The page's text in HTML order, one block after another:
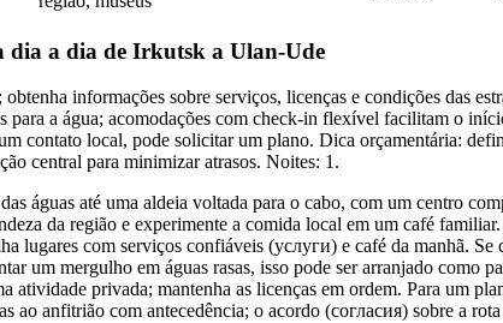
dia a dia de Irkutsk a Ulan-Ude
informações sobre serviços, licenças e condições das
para a água; acomodações com check-in flexível facilitam o
contato local, pode solicitar um plano. Dica orçamentária:
central para minimizar atrasos. Noites: 1.
águas até uma aldeia voltada para o cabo, com um centro
da região e experimente a comida local em um café
lugares com serviços confiáveis (услуги) e café da manhã. Se
um mergulho em águas rasas, isso pode ser arranjado como
atividade privada; mantenha as licenças em ordem. Para um
ao anfitrião com antecedência; o acordo (согласия) sobre a